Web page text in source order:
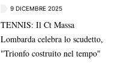
9 DICEMBRE 2025
TENNIS: Il Ct Massa
Lombarda celebra lo scudetto,
"Trionfo costruito nel tempo"